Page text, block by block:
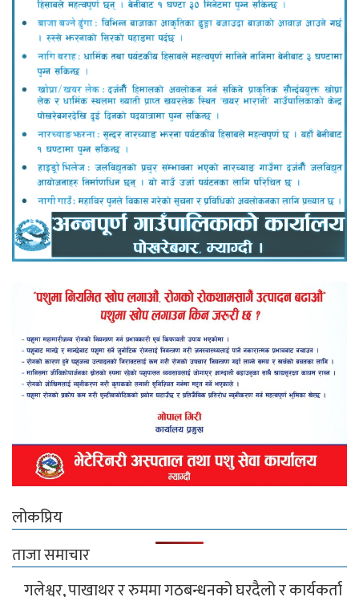
लोकप्रिय
ताजा समाचार
गलेश्वर, पाखाथर र रुममा गठबन्धनको घरदैलो र कार्यकर्ता